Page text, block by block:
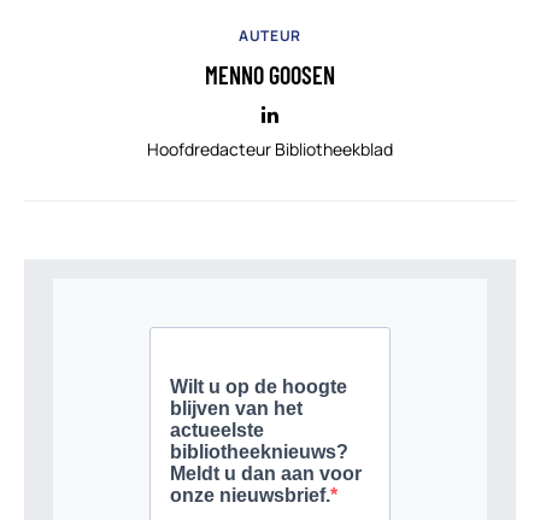
AUTEUR
MENNO GOOSEN
Hoofdredacteur Bibliotheekblad